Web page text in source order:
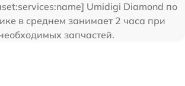
Umidigi Diamond по
в среднем занимает 2 часа при
запчастей.